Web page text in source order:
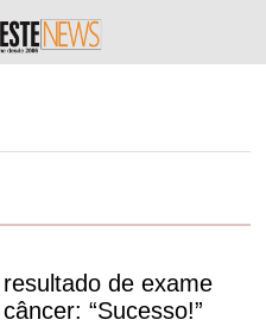
de exame
“Sucesso!”